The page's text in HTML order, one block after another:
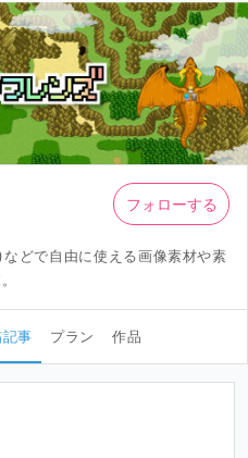
どで自由に使える画像素材や素
フォローする
事 プラン 作品